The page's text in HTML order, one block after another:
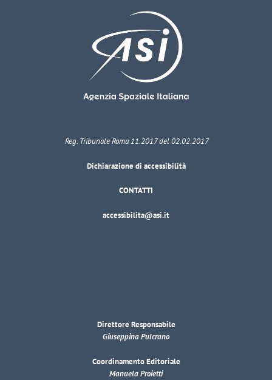
Reg. Tribunale Roma 11.2017 del 02.02.2017
Dichiarazione di accessibilità
CONTATTI
accessibilita@asi.it
Direttore Responsabile
Giuseppina Pulcrano
Coordinamento Editoriale
Manuela Proietti